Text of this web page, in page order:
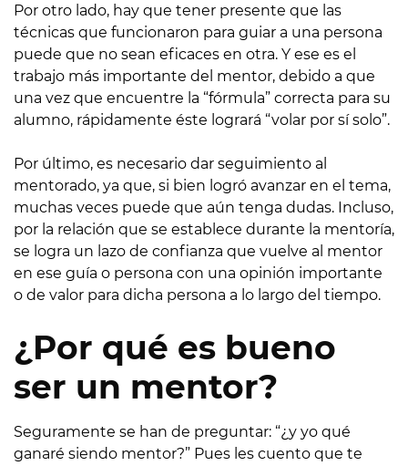
Por otro lado, hay que tener presente que las
técnicas que funcionaron para guiar a una persona
puede que no sean eficaces en otra. Y ese es el
trabajo más importante del mentor, debido a que
una vez que encuentre la “fórmula” correcta para su
alumno, rápidamente éste logrará “volar por sí solo”.
Por último, es necesario dar seguimiento al
mentorado, ya que, si bien logró avanzar en el tema,
muchas veces puede que aún tenga dudas. Incluso,
por la relación que se establece durante la mentoría,
se logra un lazo de confianza que vuelve al mentor
en ese guía o persona con una opinión importante
o de valor para dicha persona a lo largo del tiempo.
¿Por qué es bueno
ser un mentor?
Seguramente se han de preguntar: “¿y yo qué
ganaré siendo mentor?” Pues les cuento que te